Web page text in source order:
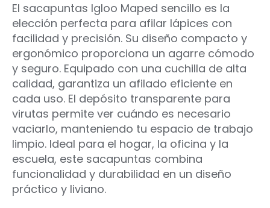
El sacapuntas Igloo Maped sencillo es la
elección perfecta para afilar lápices con
facilidad y precisión. Su diseño compacto y
ergonómico proporciona un agarre cómodo
y seguro. Equipado con una cuchilla de alta
calidad, garantiza un afilado eficiente en
cada uso. El depósito transparente para
virutas permite ver cuándo es necesario
vaciarlo, manteniendo tu espacio de trabajo
limpio. Ideal para el hogar, la oficina y la
escuela, este sacapuntas combina
funcionalidad y durabilidad en un diseño
práctico y liviano.